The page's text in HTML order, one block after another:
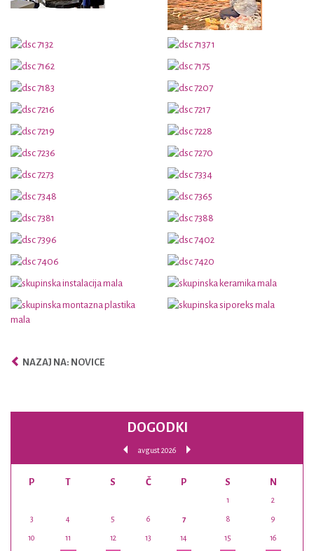
NAZAJ NA: NOVICE
DOGODKI
avgust 2026
P T S Č P S N
1 2
3 4 5 6 7 8 9
10 11 12 13 14 15 16